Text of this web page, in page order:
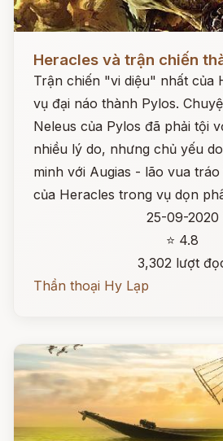
Heracles và trận chiến
Trận chiến "vi diệu" nhất của
vụ đại náo thành Pylos.
Neleus của Pylos đã phải tội
nhiều lý do, nhưng chủ yếu
minh với Augias - lão vua
của Heracles trong vụ dọn
25-09-2020
⭐ 4.8
3,302 lượt
Thần thoại Hy Lạp